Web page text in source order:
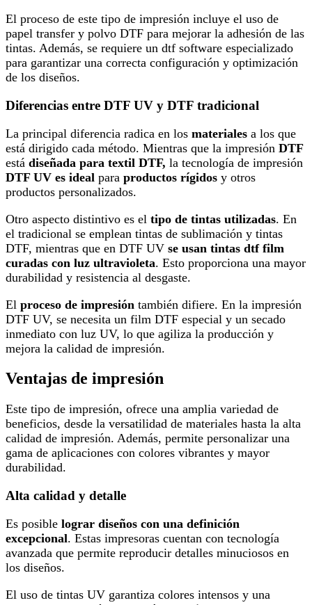
El proceso de este tipo de impresión incluye el uso de
papel transfer y polvo DTF para mejorar la adhesión de las
tintas. Además, se requiere un dtf software especializado
para garantizar una correcta configuración y optimización
de los diseños.
Diferencias entre DTF UV y DTF tradicional
La principal diferencia radica en los materiales a los que
está dirigido cada método. Mientras que la impresión DTF
está diseñada para textil DTF, la tecnología de impresión
DTF UV es ideal para productos rígidos y otros
productos personalizados.
Otro aspecto distintivo es el tipo de tintas utilizadas. En
el tradicional se emplean tintas de sublimación y tintas
DTF, mientras que en DTF UV se usan tintas dtf film
curadas con luz ultravioleta. Esto proporciona una mayor
durabilidad y resistencia al desgaste.
El proceso de impresión también difiere. En la impresión
DTF UV, se necesita un film DTF especial y un secado
inmediato con luz UV, lo que agiliza la producción y
mejora la calidad de impresión.
Ventajas de impresión
Este tipo de impresión, ofrece una amplia variedad de
beneficios, desde la versatilidad de materiales hasta la alta
calidad de impresión. Además, permite personalizar una
gama de aplicaciones con colores vibrantes y mayor
durabilidad.
Alta calidad y detalle
Es posible lograr diseños con una definición
excepcional. Estas impresoras cuentan con tecnología
avanzada que permite reproducir detalles minuciosos en
los diseños.
El uso de tintas UV garantiza colores intensos y una